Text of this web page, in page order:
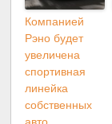
Компанией
Рэно будет
увеличена
спортивная
линейка
собственных